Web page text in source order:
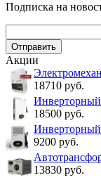
Подписка на
Акции
18710 руб.
18500 руб.
9200 руб.
13830 руб.